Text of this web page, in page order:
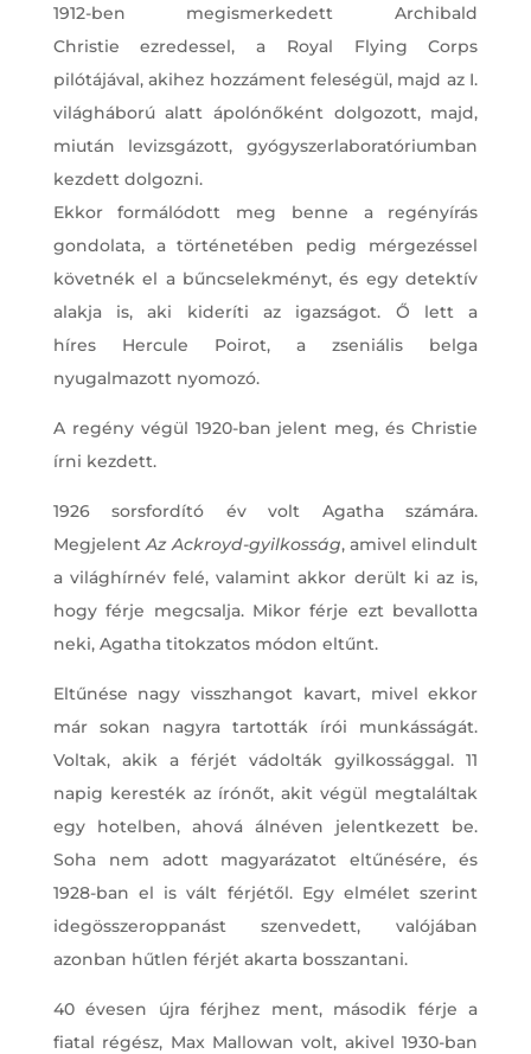
1912-ben megismerkedett Archibald
Christie ezredessel, a Royal Flying Corps
pilótájával, akihez hozzáment feleségül, majd az I.
világháború alatt ápolónőként dolgozott, majd,
miután levizsgázott, gyógyszerlaboratóriumban
kezdett dolgozni.
Ekkor formálódott meg benne a regényírás
gondolata, a történetében pedig mérgezéssel
követnék el a bűncselekményt, és egy detektív
alakja is, aki kideríti az igazságot. Ő lett a
híres Hercule Poirot, a zseniális belga
nyugalmazott nyomozó.
A regény végül 1920-ban jelent meg, és Christie
írni kezdett.
1926 sorsfordító év volt Agatha számára.
MegjelentAz Ackroyd-gyilkosság, amivel elindult
a világhírnév felé, valamint akkor derült ki az is,
hogy férje megcsalja. Mikor férje ezt bevallotta
neki, Agatha titokzatos módon eltűnt.
Eltűnése nagy visszhangot kavart, mivel ekkor
már sokan nagyra tartották írói munkásságát.
Voltak, akik a férjét vádolták gyilkossággal. 11
napig keresték az írónőt, akit végül megtaláltak
egy hotelben, ahová álnéven jelentkezett be.
Soha nem adott magyarázatot eltűnésére, és
1928-ban el is vált férjétől. Egy elmélet szerint
idegösszeroppanást szenvedett, valójában
azonban hűtlen férjét akarta bosszantani.
40 évesen újra férjhez ment, második férje a
fiatal régész, Max Mallowan volt, akivel 1930-ban